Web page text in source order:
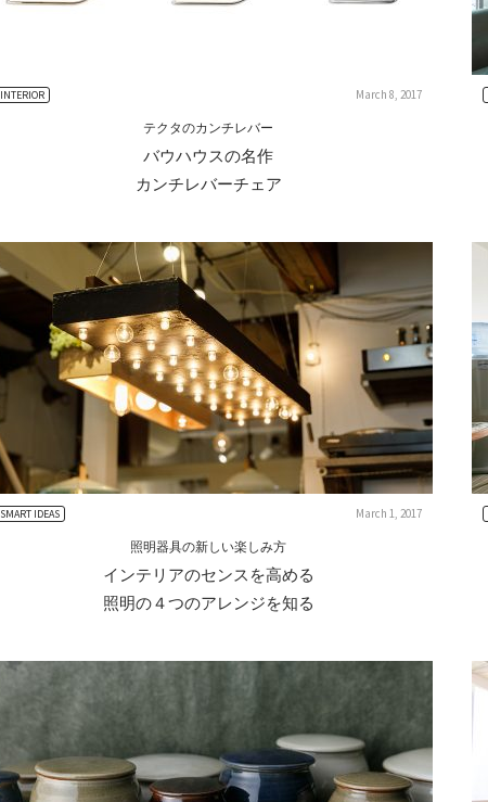
INTERIOR March 8, 2017
テクタのカンチレバー
バウハウスの名作
カンチレバーチェア
SMART IDEAS March 1, 2017
照明器具の新しい楽しみ方
インテリアのセンスを高める
照明の４つのアレンジを知る